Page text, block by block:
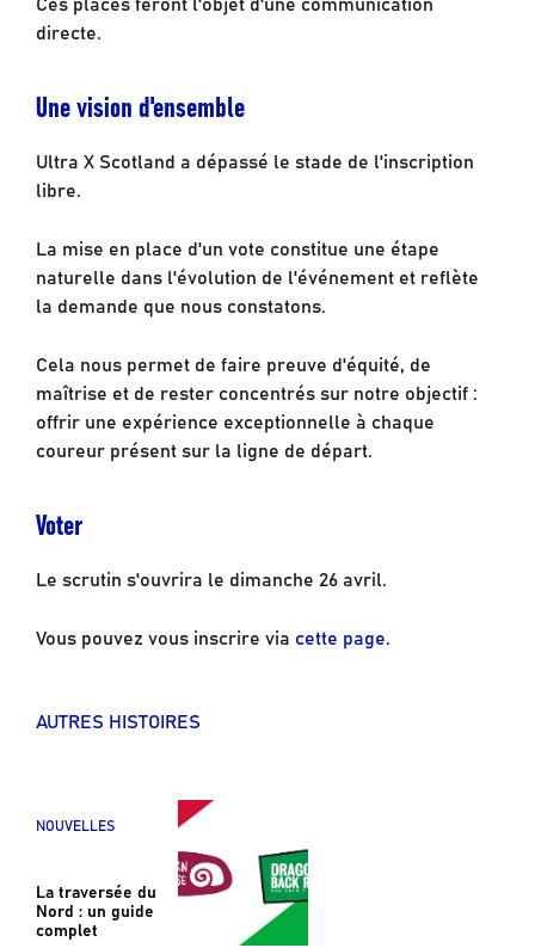
directe.
Une vision d'ensemble
Ultra X Scotland a dépassé le stade de l'inscription
libre.
La mise en place d'un vote constitue une étape
naturelle dans l'évolution de l'événement et reflète
la demande que nous constatons.
Cela nous permet de faire preuve d'équité, de
maîtrise et de rester concentrés sur notre objectif :
offrir une expérience exceptionnelle à chaque
coureur présent sur la ligne de départ.
Voter
Le scrutin s'ouvrira le dimanche 26 avril.
Vous pouvez vous inscrire via cette page.
AUTRES HISTOIRES
NOUVELLES
La traversée du
Nord : un guide
complet